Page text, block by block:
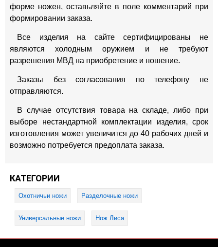
форме ножен, оставьляйте в поле комментарий при
формировании заказа.
Все изделия на сайте сертифицированы не
являются холодным оружием и не требуют
разрешения МВД на приобретение и ношение.
Заказы без согласования по телефону не
отправляются.
В случае отсутствия товара на складе, либо при
выборе нестандартной комплектации изделия, срок
изготовления может увеличится до 40 рабочих дней и
возможно потребуется предоплата заказа.
КАТЕГОРИИ
Охотничьи ножи Разделочные ножи
Универсальные ножи Нож Лиса